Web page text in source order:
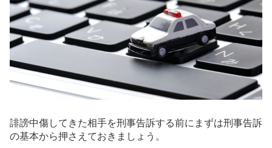
誹謗中傷してきた相手を刑事告訴する前にまずは刑事告訴
の基本から押さえておきましょう。